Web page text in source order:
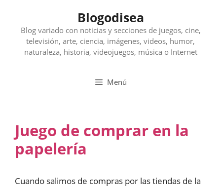
contenido
Blogodisea
Blog variado con noticias y secciones de juegos, cine,
televisión, arte, ciencia, imágenes, videos, humor,
naturaleza, historia, videojuegos, música o Internet
Menú
Juego de comprar en la
papelería
Cuando salimos de compras por las tiendas de la